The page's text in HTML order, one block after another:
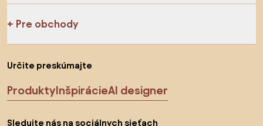
Pre obchody
Určite preskúmajte
ProduktyInšpirácieAI designer
Sledujte nás na sociálnych sieťach